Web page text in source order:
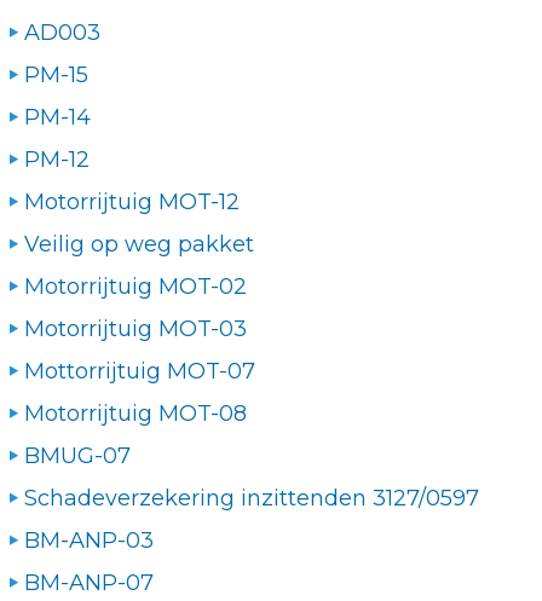
AD003
PM-15
PM-14
PM-12
Motorrijtuig MOT-12
Veilig op weg pakket
Motorrijtuig MOT-02
Motorrijtuig MOT-03
Mottorrijtuig MOT-07
Motorrijtuig MOT-08
BMUG-07
Schadeverzekering inzittenden 3127/0597
BM-ANP-03
BM-ANP-07